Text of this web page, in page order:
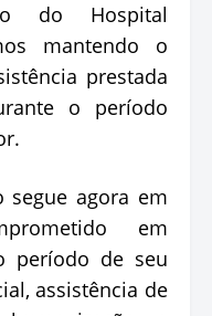
do Hospital
mantendo o
prestada
o período
segue agora em
em
período de seu
assistência de